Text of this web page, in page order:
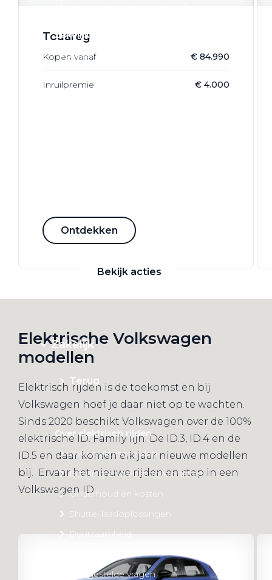
Zakelijke oplossingen
Lease aanbod
Leasevormen
Profiteer van zakelijk
Bekijk acties
Zakelijk
Terug
Over elektrisch rijden
Over elektrisch rijden
Bijtelling en belastingvoordelen
Onderhoud en kosten
Shuttel laadoplossingen
Duurzaamheid
Veelgestelde vragen
Touareg
Kopen vanaf € 84.990
Inruilpremie € 4.000
Ontdekken
Elektrische Volkswagen
modellen
Elektrisch rijden is de toekomst en bij
Volkswagen hoef je daar niet op te wachten.
Sinds 2020 beschikt Volkswagen over de 100%
elektrische ID. Family lijn. De ID.3, ID.4 en de
ID.5 en daar komen elk jaar nieuwe modellen
bij. Ervaar het nieuwe rijden en stap in een
Volkswagen ID.